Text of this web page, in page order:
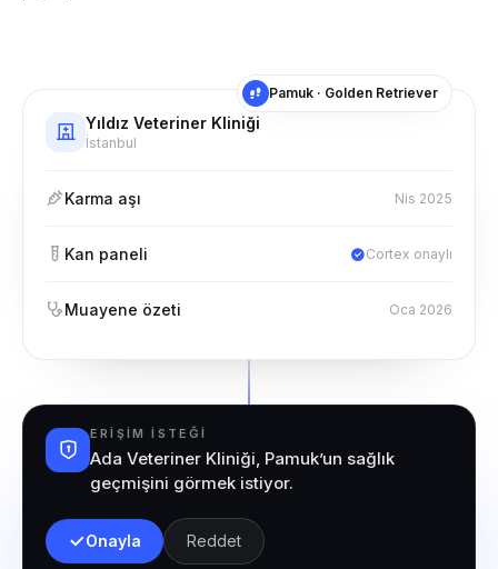
Pamuk · Golden Retriever
Yıldız Veteriner Kliniği
İstanbul
Karma aşı Nis 2025
Kan paneli Cortex onaylı
Muayene özeti Oca 2026
ERIŞIM ISTEĞI
Ada Veteriner Kliniği, Pamuk’un sağlık
geçmişini görmek istiyor.
Onayla Reddet